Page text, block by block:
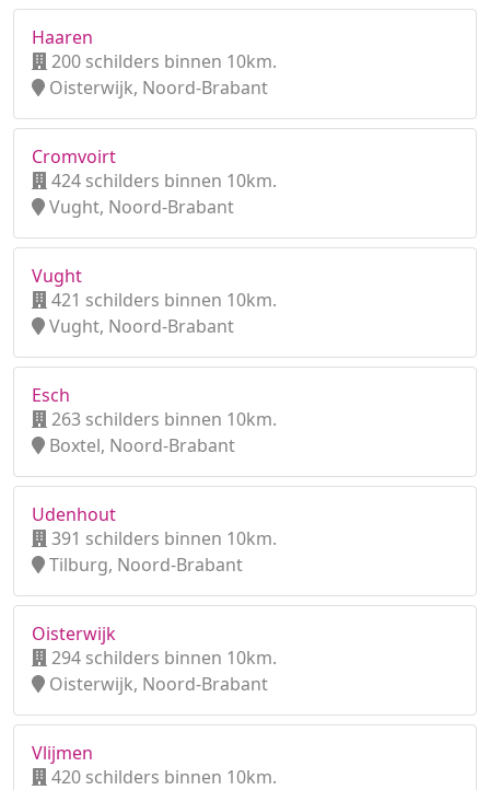
Haaren
200 schilders binnen 10km.
Oisterwijk, Noord-Brabant
Cromvoirt
424 schilders binnen 10km.
Vught, Noord-Brabant
Vught
421 schilders binnen 10km.
Vught, Noord-Brabant
Esch
263 schilders binnen 10km.
Boxtel, Noord-Brabant
Udenhout
391 schilders binnen 10km.
Tilburg, Noord-Brabant
Oisterwijk
294 schilders binnen 10km.
Oisterwijk, Noord-Brabant
Vlijmen
420 schilders binnen 10km.